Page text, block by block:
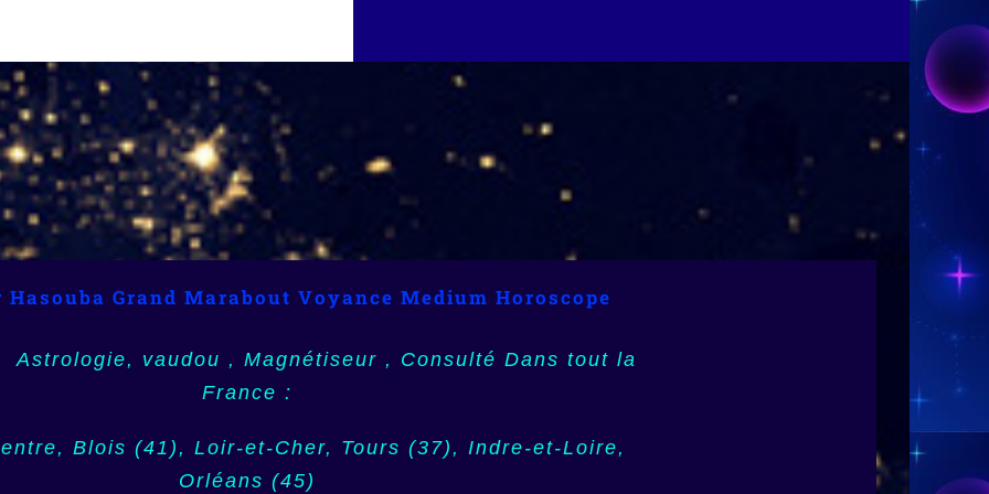
Hasouba Grand Marabout Voyance Medium Horoscope
vaudou , Magnétiseur , Consulté Dans tout la
France :
Blois (41), Loir-et-Cher, Tours (37), Indre-et-Loire,
Orléans (45)
Medium, Voyance, Vaudou,Africain, Astrologie
Angoulême (16), Charente, Poitou-Charentes,
Poitiers (86), Vienne, Strasbourg (67)
Nord, Nord-Pas-de-Calais, Martinique (972),
Guadeloupe (971), la Réunion (974)
(976)